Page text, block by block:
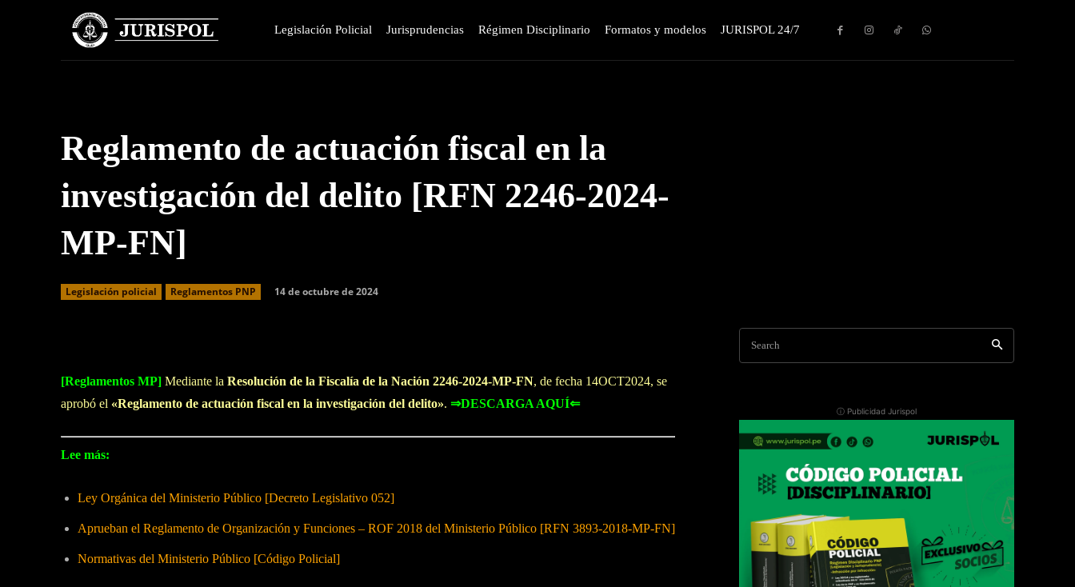
Legislación Policial Jurisprudencias Régimen Disciplinario Formatos y modelos JURISPOL 24/7
Reglamento de actuación fiscal en la
investigación del delito [RFN 2246-2024-
MP-FN]
Legislación policial Reglamentos PNP 14 de octubre de 2024
[Reglamentos MP] Mediante la Resolución de la Fiscalía de la Nación 2246-2024-MP-FN, de fecha 14OCT2024, se
aprobó el «Reglamento de actuación fiscal en la investigación del delito». ⇒DESCARGA AQUÍ⇐
Lee más:
Ley Orgánica del Ministerio Público [Decreto Legislativo 052]
Aprueban el Reglamento de Organización y Funciones – ROF 2018 del Ministerio Público [RFN 3893-2018-MP-FN]
Normativas del Ministerio Público [Código Policial]
Search
ⓘ Publicidad Jurispol